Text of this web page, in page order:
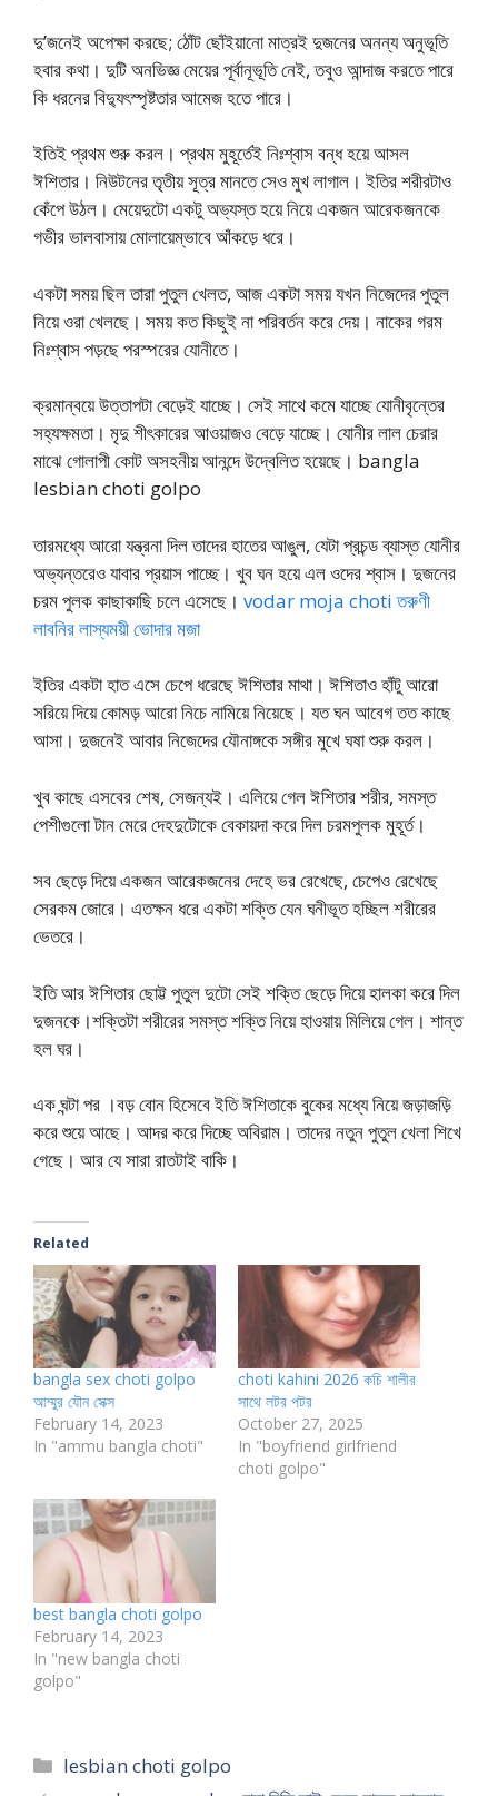
দু’জনেই অপেক্ষা করছে; ঠোঁট ছোঁইয়ানো মাত্রই দুজনের অনন্য অনুভূতি
হবার কথা। দুটি অনভিজ্ঞ মেয়ের পূর্বানূভূতি নেই, তবুও আন্দাজ করতে পারে
কি ধরনের বিদ্যুৎস্পৃষ্টতার আমেজ হতে পারে।
ইতিই প্রথম শুরু করল। প্রথম মুহূর্তেই নিঃশ্বাস বন্ধ হয়ে আসল
ঈশিতার। নিউটনের তৃতীয় সূত্র মানতে সেও মুখ লাগাল। ইতির শরীরটাও
কেঁপে উঠল। মেয়েদুটো একটু অভ্যস্ত হয়ে নিয়ে একজন আরেকজনকে
গভীর ভালবাসায় মোলায়েম্ভাবে আঁকড়ে ধরে।
একটা সময় ছিল তারা পুতুল খেলত, আজ একটা সময় যখন নিজেদের পুতুল
নিয়ে ওরা খেলছে। সময় কত কিছুই না পরিবর্তন করে দেয়। নাকের গরম
নিঃশ্বাস পড়ছে পরস্পরের যোনীতে।
ক্রমান্বয়ে উত্তাপটা বেড়েই যাচ্ছে। সেই সাথে কমে যাচ্ছে যোনীবৃন্তের
সহ্যক্ষমতা। মৃদু শীৎকারের আওয়াজও বেড়ে যাচ্ছে। যোনীর লাল চেরার
মাঝে গোলাপী কোট অসহনীয় আনন্দে উদ্বেলিত হয়েছে। bangla
lesbian choti golpo
তারমধ্যে আরো যন্ত্রনা দিল তাদের হাতের আঙুল, যেটা প্রচন্ড ব্যাস্ত যোনীর
অভ্যন্তরেও যাবার প্রয়াস পাচ্ছে। খুব ঘন হয়ে এল ওদের শ্বাস। দুজনের
চরম পুলক কাছাকাছি চলে এসেছে। vodar moja choti তরুণী
লাবনির লাস্যময়ী ভোদার মজা
ইতির একটা হাত এসে চেপে ধরেছে ঈশিতার মাথা। ঈশিতাও হাঁটু আরো
সরিয়ে দিয়ে কোমড় আরো নিচে নামিয়ে নিয়েছে। যত ঘন আবেগ তত কাছে
আসা। দুজনেই আবার নিজেদের যৌনাঙ্গকে সঙ্গীর মুখে ঘষা শুরু করল।
খুব কাছে এসবের শেষ, সেজন্যই। এলিয়ে গেল ঈশিতার শরীর, সমস্ত
পেশীগুলো টান মেরে দেহদুটোকে বেকায়দা করে দিল চরমপুলক মুহূর্ত।
সব ছেড়ে দিয়ে একজন আরেকজনের দেহে ভর রেখেছে, চেপেও রেখেছে
সেরকম জোরে। এতক্ষন ধরে একটা শক্তি যেন ঘনীভূত হচ্ছিল শরীরের
ভেতরে।
ইতি আর ঈশিতার ছোট্ট পুতুল দুটো সেই শক্তি ছেড়ে দিয়ে হালকা করে দিল
দুজনকে।শক্তিটা শরীরের সমস্ত শক্তি নিয়ে হাওয়ায় মিলিয়ে গেল। শান্ত
হল ঘর।
এক ঘন্টা পর ।বড় বোন হিসেবে ইতি ঈশিতাকে বুকের মধ্যে নিয়ে জড়াজড়ি
করে শুয়ে আছে। আদর করে দিচ্ছে অবিরাম। তাদের নতুন পুতুল খেলা শিখে
গেছে। আর যে সারা রাতটাই বাকি।
Related
bangla sex choti golpo
আম্মুর যৌন সেক্স
February 14, 2023
In "ammu bangla choti"
choti kahini 2026 কচি শালীর
সাথে লটর পটর
October 27, 2025
In "boyfriend girlfriend
choti golpo"
best bangla choti golpo
February 14, 2023
In "new bangla choti
golpo"
Categories
lesbian choti golpo